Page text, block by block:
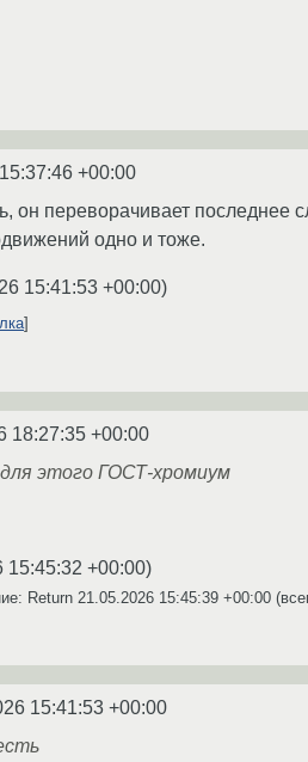
+00:00
он переворачивает последнее
одно и тоже.
15:41:53 +00:00)
18:27:35 +00:00
этого ГОСТ-хромиум
15:45:32 +00:00)
Return 21.05.2026 15:45:39 +00:00
15:41:53 +00:00